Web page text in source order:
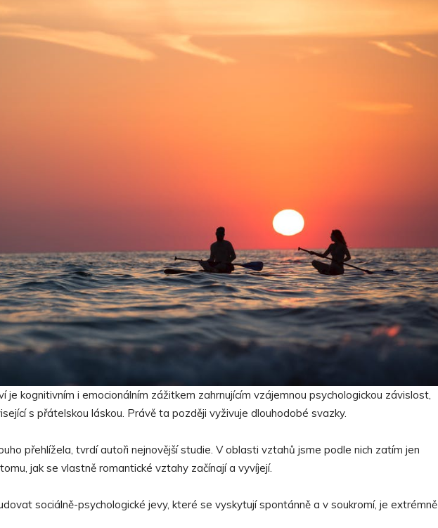
kognitivním i emocionálním zážitkem zahrnujícím vzájemnou psychologickou závislost,
s přátelskou láskou. Právě ta později vyživuje dlouhodobé svazky.
přehlížela, tvrdí autoři nejnovější studie. V oblasti vztahů jsme podle nich zatím jen
jak se vlastně romantické vztahy začínají a vyvíjejí.
sociálně-psychologické jevy, které se vyskytují spontánně a v soukromí, je extrémně